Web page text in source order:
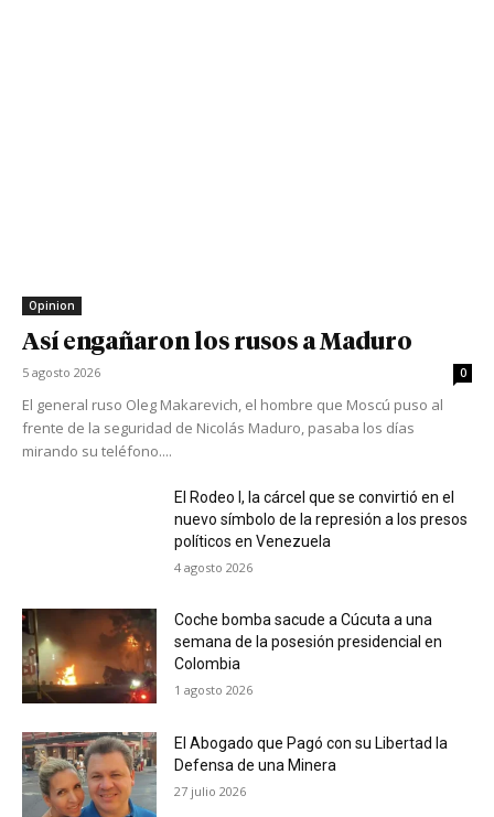
Opinion
Así engañaron los rusos a Maduro
5 agosto 2026 0
El general ruso Oleg Makarevich, el hombre que Moscú puso al
frente de la seguridad de Nicolás Maduro, pasaba los días
mirando su teléfono....
El Rodeo I, la cárcel que se convirtió en el
nuevo símbolo de la represión a los presos
políticos en Venezuela
4 agosto 2026
Coche bomba sacude a Cúcuta a una
semana de la posesión presidencial en
Colombia
1 agosto 2026
El Abogado que Pagó con su Libertad la
Defensa de una Minera
27 julio 2026